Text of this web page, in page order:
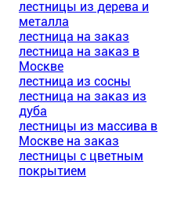
лестницы из дерева и
металла
лестница на заказ
лестница на заказ в
Москве
лестница из сосны
лестница на заказ из
дуба
лестницы из массива в
Москве на заказ
лестницы с цветным
покрытием